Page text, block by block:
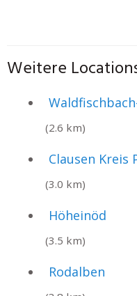
Weitere
(2.6 km)
Clausen Kreis
(3.0 km)
Höheinöd
(3.5 km)
Rodalben